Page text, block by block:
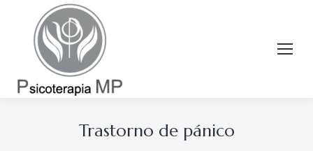
Trastorno de pánico